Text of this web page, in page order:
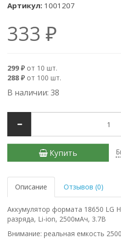
Артикул: 1001207
333 ₽
299 ₽ от 10 шт.
288 ₽ от 100 шт.
В наличии: 38
Купить
Описание Отзывов (0)
Аккумулятор формата 18650 LG
разряда, Li-ion, 2500мАч, 3.7В
Внимание: реальная емкость